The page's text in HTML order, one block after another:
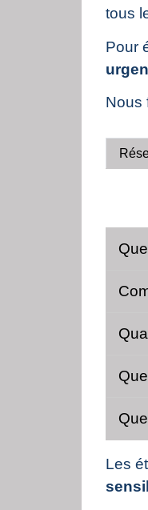
tous
Pour
Nous
Les